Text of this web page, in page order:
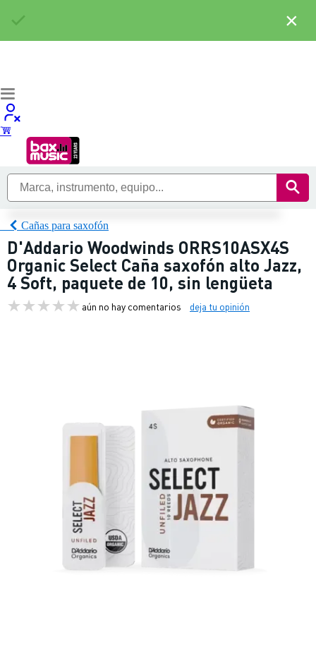
Cañas para saxofón
D'Addario Woodwinds ORRS10ASX4S
Organic Select Caña saxofón alto Jazz,
4 Soft, paquete de 10, sin lengüeta
aún no hay comentarios deja tu opinión
×